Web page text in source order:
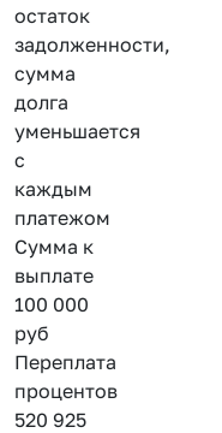
остаток
задолженности,
сумма
долга
уменьшается
с
каждым
платежом
Сумма к
выплате
100 000
руб
Переплата
процентов
520 925